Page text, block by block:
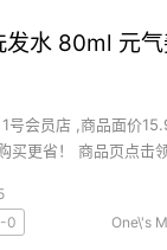
发水 80ml 元
号会员店 ,商品面价
买更省！ 商品页点击
0 One\'s